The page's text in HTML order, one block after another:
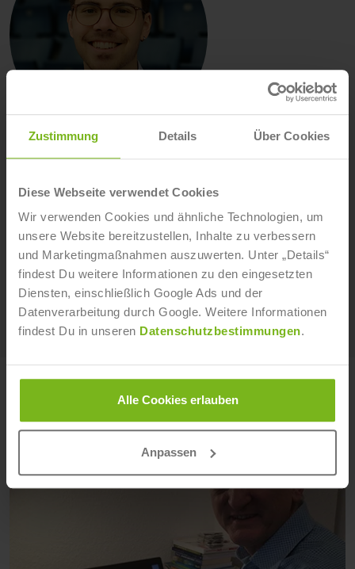
Zustimmung Details Über Cookies
Diese Webseite verwendet Cookies
Wir verwenden Cookies und ähnliche Technologien, um
unsere Website bereitzustellen, Inhalte zu verbessern
und Marketingmaßnahmen auszuwerten. Unter „Details“
findest Du weitere Informationen zu den eingesetzten
Diensten, einschließlich Google Ads und der
Datenverarbeitung durch Google. Weitere Informationen
findest Du in unseren Datenschutzbestimmungen.
Alle Cookies erlauben
Anpassen
Nino Massera
Nino Massera hat International Sport Management
studiert und absolviert jetzt die Weiterbildung
„Spielanalyse & Scouting“ am IST. In Katar ist der IST-
Student als FIFA-Volunteer bei der Fußball-
Weltmeisterschaft im Einsatz und berichtet über
seine Erlebnisse und Erfahrungen.
Alle Artikel von Nino Massera
WEITERE BLOGBEITRÄGE